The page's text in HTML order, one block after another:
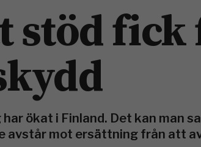
stöd
ökat i Finland. Det kan man
avstår mot ersättning från att